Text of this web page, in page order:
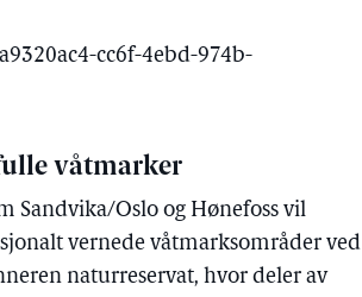
cc6f-4ebd-974b-
våtmarker
Sandvika/Oslo og Hønefoss vil
vernede våtmarksområder ved
naturreservat, hvor deler av